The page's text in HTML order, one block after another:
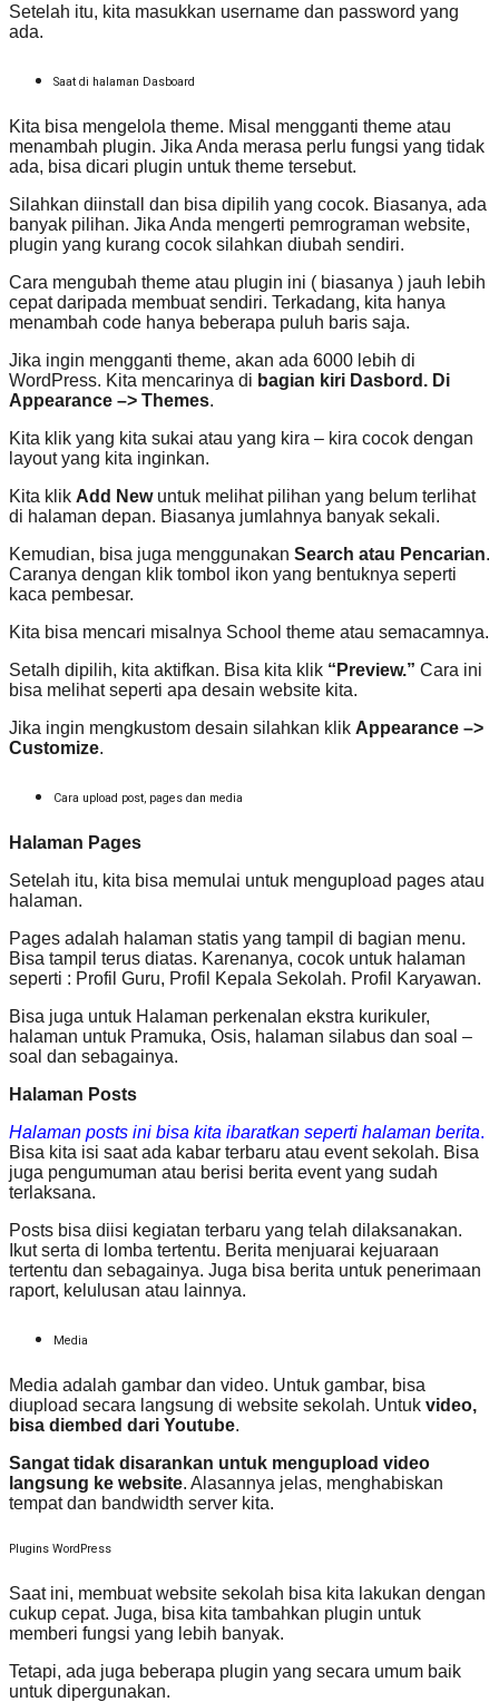
Setelah itu, kita masukkan username dan password yang
ada.
Saat di halaman Dasboard
Kita bisa mengelola theme. Misal mengganti theme atau
menambah plugin. Jika Anda merasa perlu fungsi yang tidak
ada, bisa dicari plugin untuk theme tersebut.
Silahkan diinstall dan bisa dipilih yang cocok. Biasanya, ada
banyak pilihan. Jika Anda mengerti pemrograman website,
plugin yang kurang cocok silahkan diubah sendiri.
Cara mengubah theme atau plugin ini ( biasanya ) jauh lebih
cepat daripada membuat sendiri. Terkadang, kita hanya
menambah code hanya beberapa puluh baris saja.
Jika ingin mengganti theme, akan ada 6000 lebih di
WordPress. Kita mencarinya di bagian kiri Dasbord. Di
Appearance –> Themes.
Kita klik yang kita sukai atau yang kira – kira cocok dengan
layout yang kita inginkan.
Kita klik Add Newuntuk melihat pilihan yang belum terlihat
di halaman depan. Biasanya jumlahnya banyak sekali.
Kemudian, bisa juga menggunakan Search atau Pencarian.
Caranya dengan klik tombol ikon yang bentuknya seperti
kaca pembesar.
Kita bisa mencari misalnya School theme atau semacamnya.
Setalh dipilih, kita aktifkan. Bisa kita klik “Preview.” Cara ini
bisa melihat seperti apa desain website kita.
Jika ingin mengkustom desain silahkan klik Appearance –>
Customize.
Cara upload post, pages dan media
Halaman Pages
Setelah itu, kita bisa memulai untuk mengupload pages atau
halaman.
Pages adalah halaman statis yang tampil di bagian menu.
Bisa tampil terus diatas. Karenanya, cocok untuk halaman
seperti : Profil Guru, Profil Kepala Sekolah. Profil Karyawan.
Bisa juga untuk Halaman perkenalan ekstra kurikuler,
halaman untuk Pramuka, Osis, halaman silabus dan soal –
soal dan sebagainya.
Halaman Posts
Halaman posts ini bisa kita ibaratkan seperti halaman berita.
Bisa kita isi saat ada kabar terbaru atau event sekolah. Bisa
juga pengumuman atau berisi berita event yang sudah
terlaksana.
Posts bisa diisi kegiatan terbaru yang telah dilaksanakan.
Ikut serta di lomba tertentu. Berita menjuarai kejuaraan
tertentu dan sebagainya. Juga bisa berita untuk penerimaan
raport, kelulusan atau lainnya.
Media
Media adalah gambar dan video. Untuk gambar, bisa
diupload secara langsung di website sekolah. Untuk video,
bisa diembed dari Youtube.
Sangat tidak disarankan untuk mengupload video
langsung ke website. Alasannya jelas, menghabiskan
tempat dan bandwidth server kita.
Plugins WordPress
Saat ini, membuat website sekolah bisa kita lakukan dengan
cukup cepat. Juga, bisa kita tambahkan plugin untuk
memberi fungsi yang lebih banyak.
Tetapi, ada juga beberapa plugin yang secara umum baik
untuk dipergunakan.